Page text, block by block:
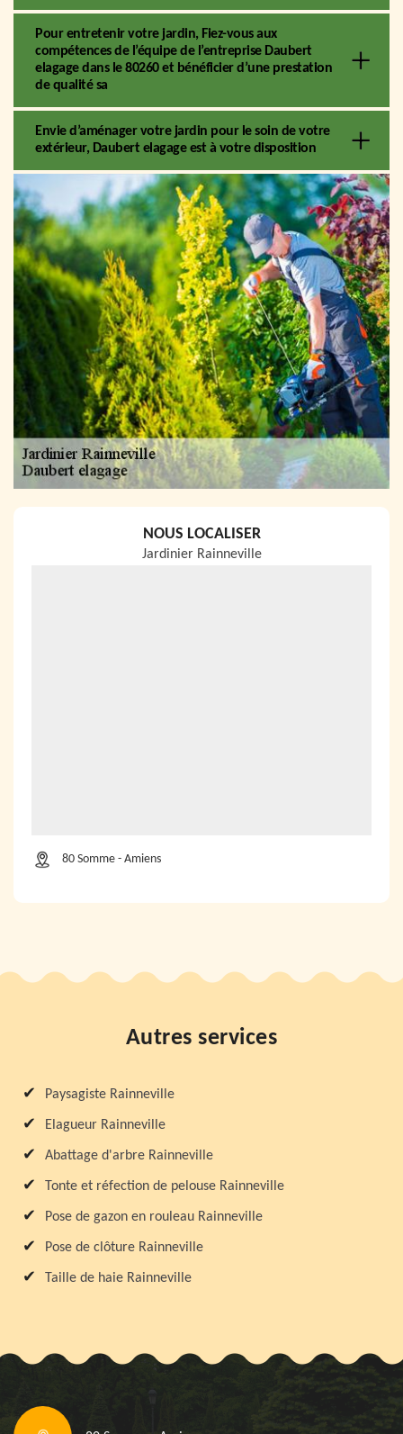
Pour entretenir votre jardin, Fiez-vous aux
compétences de l’équipe de l’entreprise Daubert
elagage dans le 80260 et bénéficier d’une prestation
de qualité sa
Envie d’aménager votre jardin pour le soin de votre
extérieur, Daubert elagage est à votre disposition
NOUS LOCALISER
Jardinier Rainneville
80 Somme - Amiens
Autres services
Paysagiste Rainneville
Elagueur Rainneville
Abattage d'arbre Rainneville
Tonte et réfection de pelouse Rainneville
Pose de gazon en rouleau Rainneville
Pose de clôture Rainneville
Taille de haie Rainneville